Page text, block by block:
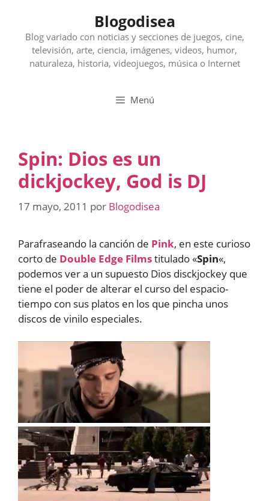
contenido
Blogodisea
Blog variado con noticias y secciones de juegos, cine,
televisión, arte, ciencia, imágenes, videos, humor,
naturaleza, historia, videojuegos, música o Internet
Menú
Spin: Dios es un
dickjockey, God is DJ
17 mayo, 2011 por Blogodisea
Parafraseando la canción de Pink, en este curioso
corto de Double Edge Filmstitulado «Spin«,
podemos ver a un supuesto Dios disckjockey que
tiene el poder de alterar el curso del espacio-
tiempo con sus platos en los que pincha unos
discos de vinilo especiales.